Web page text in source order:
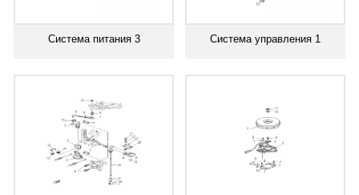
Система питания 3 Система управления 1